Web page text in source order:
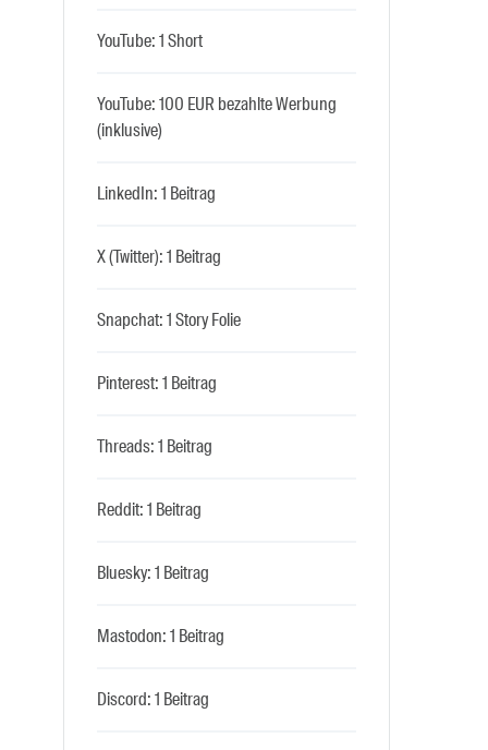
YouTube: 1 Short
YouTube: 100 EUR bezahlte Werbung
(inklusive)
LinkedIn: 1 Beitrag
X (Twitter): 1 Beitrag
Snapchat: 1 Story Folie
Pinterest: 1 Beitrag
Threads: 1 Beitrag
Reddit: 1 Beitrag
Bluesky: 1 Beitrag
Mastodon: 1 Beitrag
Discord: 1 Beitrag